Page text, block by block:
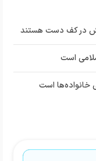
در کف دست هستند
است
خانواده‌ها است